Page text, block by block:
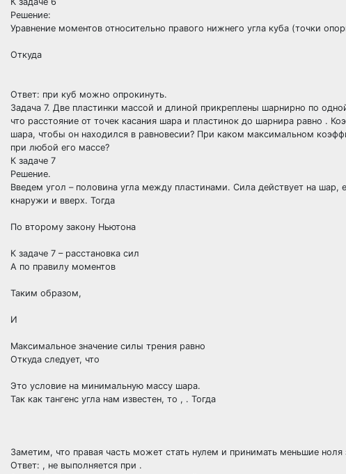
Решение:
Уравнение моментов относительно правого нижнего угла куба (точки
Откуда
Ответ: при куб можно опрокинуть.
Задача 7. Две пластинки массой и длиной прикреплены шарнирно по
что расстояние от точек касания шара и пластинок до шарнира равно .
шара, чтобы он находился в равновесии? При каком максимальном
при любой его массе?
К задаче 7
Решение.
Введем угол – половина угла между пластинами. Сила действует на шар,
кнаружи и вверх. Тогда
По второму закону Ньютона
К задаче 7 – расстановка сил
А по правилу моментов
Таким образом,
И
Максимальное значение силы трения равно
Откуда следует, что
Это условие на минимальную массу шара.
Так как тангенс угла нам известен, то , . Тогда
Заметим, что правая часть может стать нулем и принимать меньшие ноля
Ответ: , не выполняется при .